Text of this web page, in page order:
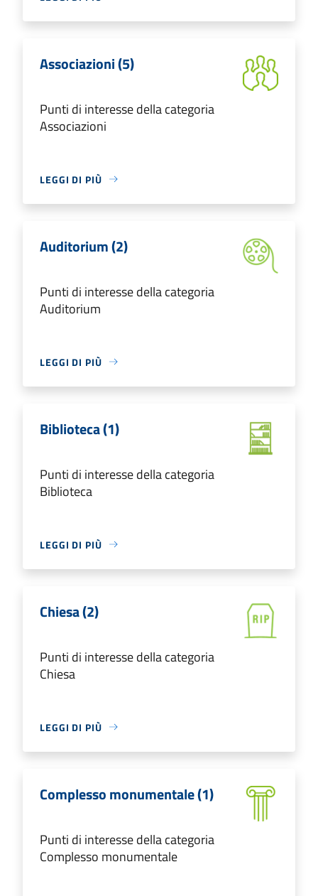
Associazioni (5)
Punti di interesse della categoria
Associazioni
LEGGI DI PIÙ
Auditorium (2)
Punti di interesse della categoria
Auditorium
LEGGI DI PIÙ
Biblioteca (1)
Punti di interesse della categoria
Biblioteca
LEGGI DI PIÙ
Chiesa (2)
Punti di interesse della categoria
Chiesa
LEGGI DI PIÙ
Complesso monumentale (1)
Punti di interesse della categoria
Complesso monumentale